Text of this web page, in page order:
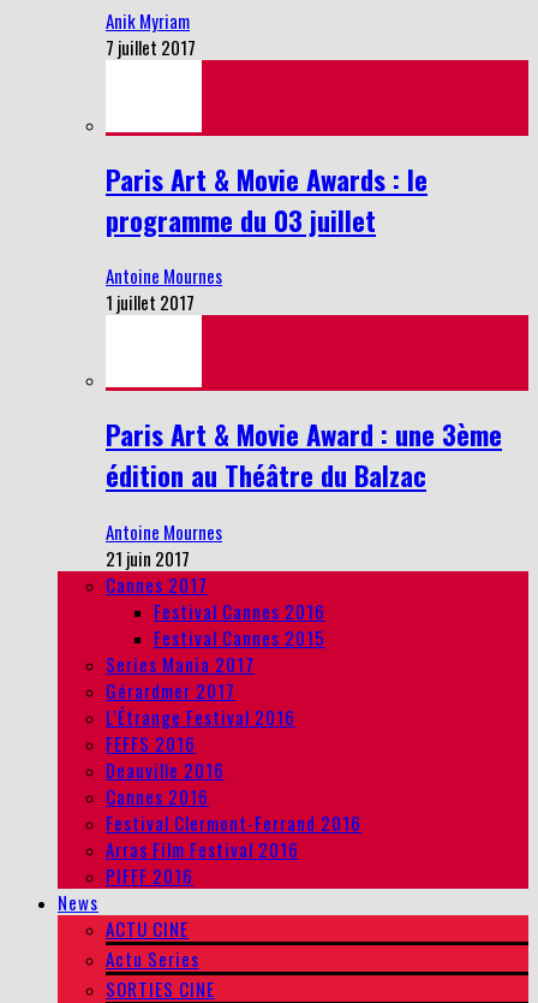
Anik Myriam
7 juillet 2017
Paris Art & Movie Awards : le
programme du 03 juillet
Antoine Mournes
1 juillet 2017
Paris Art & Movie Award : une 3ème
édition au Théâtre du Balzac
Antoine Mournes
21 juin 2017
Cannes 2017
Festival Cannes 2016
Festival Cannes 2015
Series Mania 2017
Gérardmer 2017
L’Étrange Festival 2016
FEFFS 2016
Deauville 2016
Cannes 2016
Festival Clermont-Ferrand 2016
Arras Film Festival 2016
PIFFF 2016
News
ACTU CINE
Actu Series
SORTIES CINE